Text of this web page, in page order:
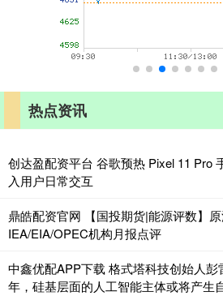
热点资讯
创达盈配资平台 谷歌预热 Pixel 11 Pro
入用户日常交互
鼎皓配资官网 【国投期货|能源评数】
IEA/EIA/OPEC机构月报点评
中鑫优配APP下载 格式塔科技创始人彭
年，硅基层面的人工智能主体或将产生